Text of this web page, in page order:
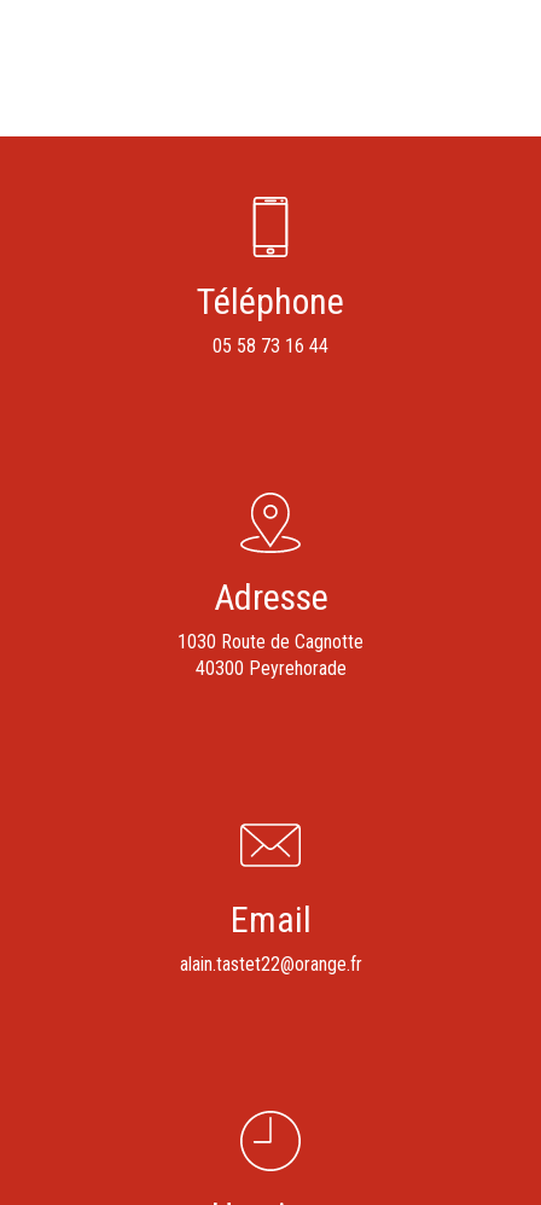
Téléphone
05 58 73 16 44
Adresse
1030 Route de Cagnotte
40300 Peyrehorade
Email
alain.tastet22@orange.fr